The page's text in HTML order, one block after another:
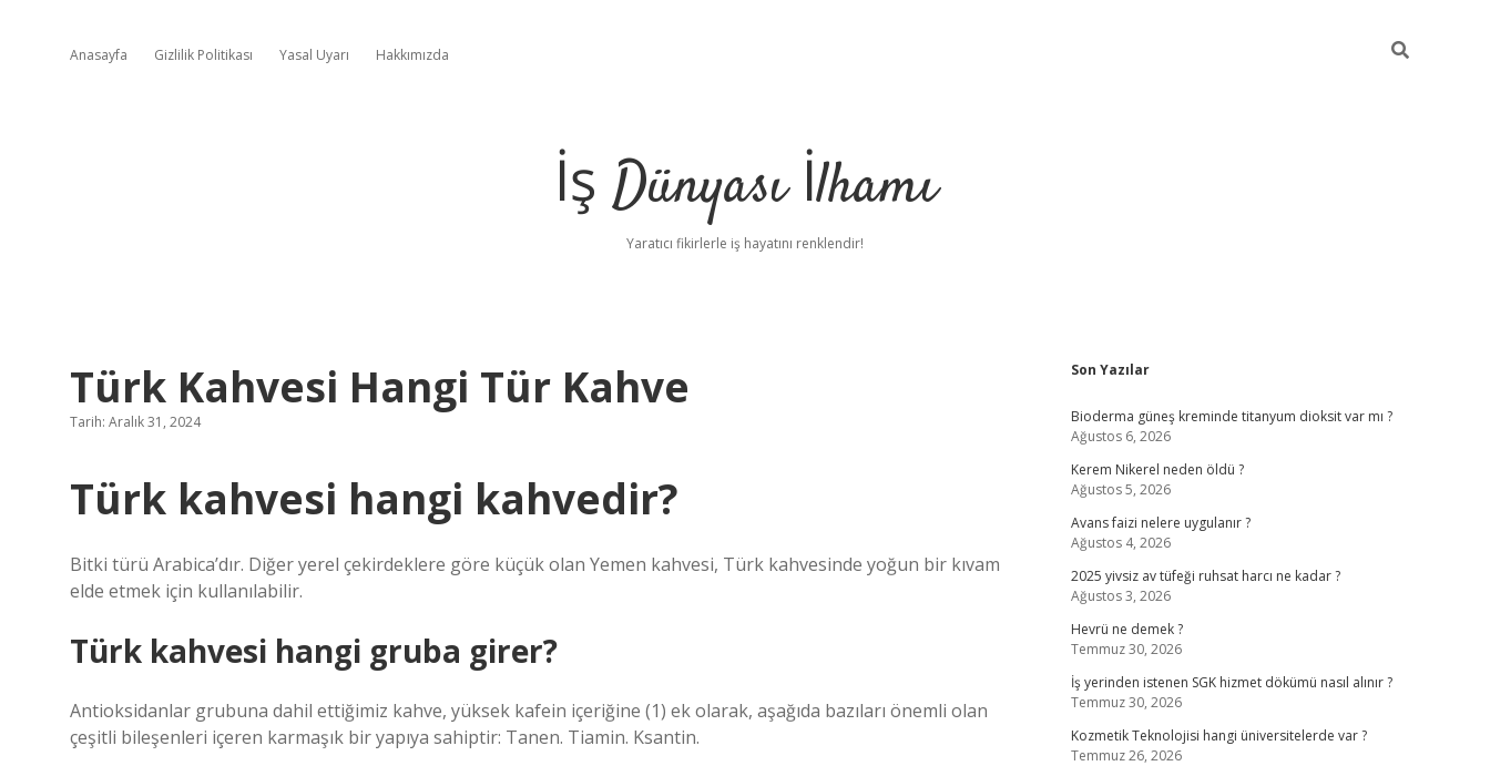
Anasayfa Gizlilik Politikası Yasal Uyarı Hakkımızda
İş Dünyası İlhamı
Yaratıcı fikirlerle iş hayatını renklendir!
Türk Kahvesi Hangi Tür Kahve
Tarih: Aralık 31, 2024
Türk kahvesi hangi kahvedir?
Bitki türü Arabica’dır. Diğer yerel çekirdeklere göre küçük olan Yemen kahvesi, Türk kahvesinde yoğun bir kıvam
elde etmek için kullanılabilir.
Türk kahvesi hangi gruba girer?
Antioksidanlar grubuna dahil ettiğimiz kahve, yüksek kafein içeriğine (1) ek olarak, aşağıda bazıları önemli olan
çeşitli bileşenleri içeren karmaşık bir yapıya sahiptir: Tanen. Tiamin. Ksantin.
Sidebar
Son Yazılar
Bioderma güneş kreminde titanyum dioksit var mı ?
Ağustos 6, 2026
Kerem Nikerel neden öldü ?
Ağustos 5, 2026
Avans faizi nelere uygulanır ?
Ağustos 4, 2026
2025 yivsiz av tüfeği ruhsat harcı ne kadar ?
Ağustos 3, 2026
Hevrü ne demek ?
Temmuz 30, 2026
İş yerinden istenen SGK hizmet dökümü nasıl alınır ?
Temmuz 30, 2026
Kozmetik Teknolojisi hangi üniversitelerde var ?
Temmuz 26, 2026